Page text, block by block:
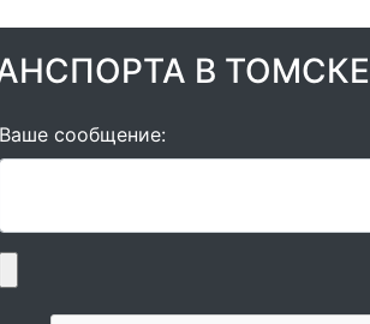
В ТОМСКЕ
Ваше сообщение: